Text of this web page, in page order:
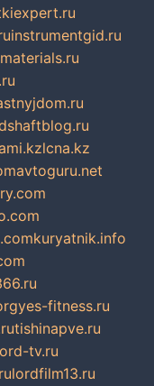
instrumentgid.ru
lcna.kz
avtoguru.net
kuryatnik.info
yes-fitness.ru
tishinapve.ru
tv.ru
lordfilm13.ru